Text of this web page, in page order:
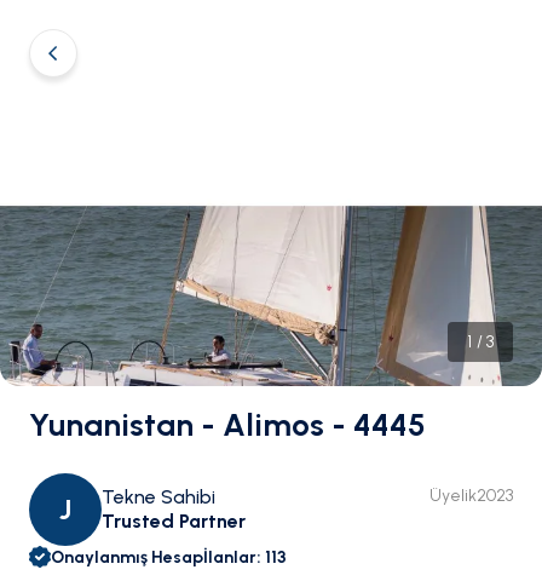
1 /3
Yunanistan - Alimos - 4445
J
Tekne Sahibi
Trusted Partner
Üyelik2023
Onaylanmış Hesapİlanlar: 113